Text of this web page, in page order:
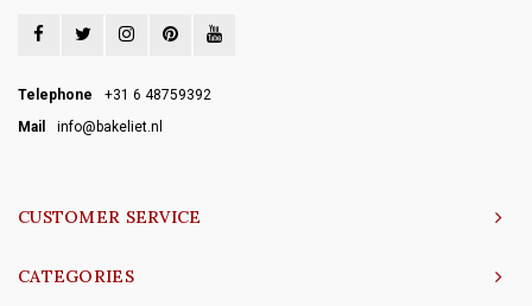
Telephone
+31 6 48759392
Mail
info@bakeliet.nl
CUSTOMER SERVICE
CATEGORIES